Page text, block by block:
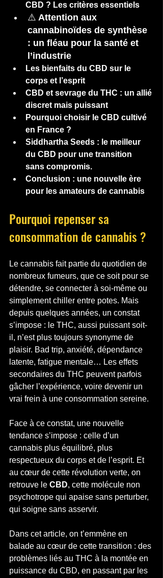
CBD ? Les critères essentiels
⚠️ Attention aux
cannabinoïdes de synthèse
: un fléau pour la santé et
l’industrie
Les bienfaits du CBD sur le
corps et l’esprit
CBD et sevrage du THC : un allié
discret mais puissant
Pourquoi choisir le CBD cultivé
en France ?
Siddhartha Seeds : le meilleur
du CBD pour une transition
sans compromis.
Conclusion : une nouvelle ère
pour les amateurs de cannabis
Pourquoi repenser sa
consommation de cannabis ?
Le cannabis fait partie du quotidien de
nombreux fumeurs, que ce soit pour se
détendre, se connecter à soi-même ou
simplement chiller entre potes. Mais
depuis quelques années, un constat
s’impose : le THC, aussi puissant soit-
il, n’est plus toujours synonyme de
plaisir. Bad trip, anxiété, dépendance
latente, fatigue mentale… Les effets
secondaires du THC peuvent parfois
gâcher l’expérience, voire devenir un
vrai frein à une consommation sereine.
Face à ce constat, une nouvelle
tendance s’impose : celle d’un
cannabis plus équilibré, plus
respectueux du corps et de l’esprit. Et
au cœur de cette révolution verte, on
retrouve le CBD, cette molécule non
psychotrope qui apaise sans perturber,
qui soigne sans asservir.
Dans cet article, on t’emmène en
balade au cœur de cette transition : des
problèmes liés au THC à la montée en
puissance du CBD, en passant par les